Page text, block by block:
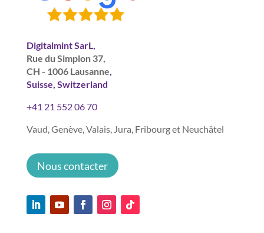
Digitalmint SarL,
Rue du Simplon 37,
CH - 1006 Lausanne,
Suisse, Switzerland
+41 21 552 06 70
Vaud, Genève, Valais, Jura, Fribourg et Neuchâtel
Nous contacter